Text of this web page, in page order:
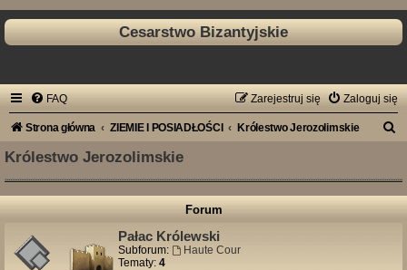
Cesarstwo Bizantyjskie
FAQ Zaloguj się
Zarejestruj się
Strona główna ZIEMIE I POSIADŁOŚCI Królestwo Jerozolimskie
k
Królestwo Jerozolimskie
Forum
Pałac Królewski
Subforum:
Haute Cour
Tematy: 4